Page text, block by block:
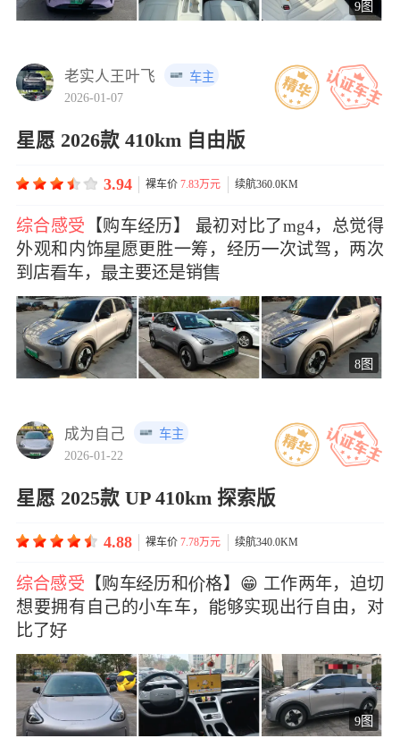
9图
老实人王叶飞
车主
2026-01-07
星愿 2026款 410km 自由版
3.94 裸车价7.83万元 续航360.0KM
综合感受
【购车历】 最初对比了mg4，总觉得
外观和内饰愿更胜一筹，经历次试驾，两次
到店车，主要还是销
8图
成为自己
车主
2026-01-22
星愿 2025款 UP 410km 探索版
4.88 裸车价7.78万元 续航340.0KM
综合感受 【购车历和格】😁 工作两年，迫切
想要拥有自己的小车，够实出行自由，对
比了
9图